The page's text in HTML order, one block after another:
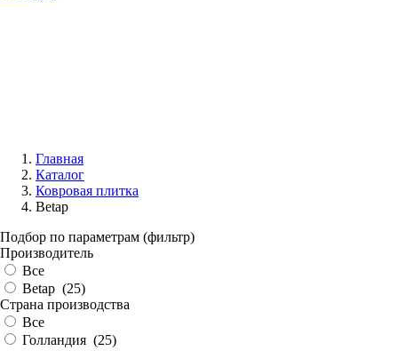
Главная
Каталог
Ковровая плитка
Betap
Подбор по параметрам (фильтр)
Производитель
Все
Betap (25)
Страна производства
Все
Голландия (25)